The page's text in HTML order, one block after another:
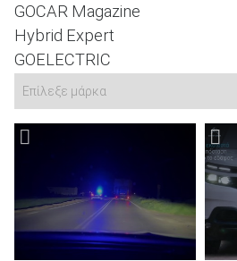
GOCAR Magazine
Hybrid Expert
GOELECTRIC